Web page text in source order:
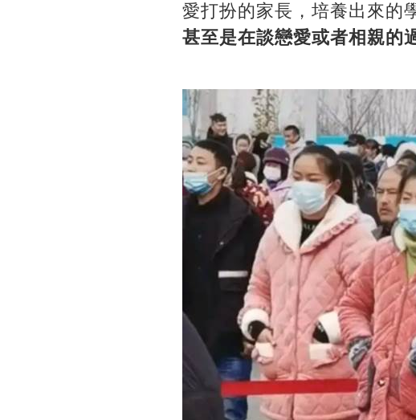
愛打扮的家長，培養出來的
甚至是在談戀愛或者相親的